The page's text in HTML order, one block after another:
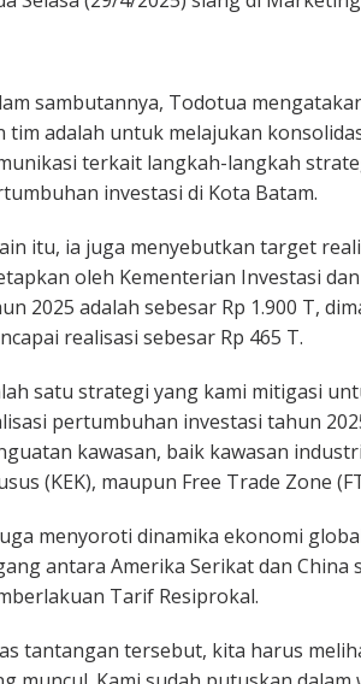
sambutannya, Todotua
tim adalah untuk melajukan
terkait langkah-langkah
investasi di Kota Batam.
itu, ia juga menyebutkan target
oleh Kementerian Investasi
2025 adalah sebesar Rp 1.900 T,
realisasi sebesar Rp 465 T.
satu strategi yang kami mitigasi
pertumbuhan investasi tahun
kawasan, baik kawasan
(KEK), maupun Free Trade Zone
menyoroti dinamika ekonomi
antara Amerika Serikat dan China
Tarif Resiprokal.
tantangan tersebut, kita harus